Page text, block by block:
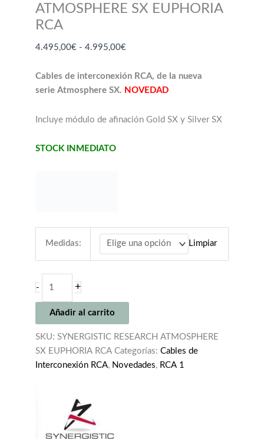
ATMOSPHERE SX EUPHORIA
RCA
4.495,00€ - 4.995,00€Rango
precios:
desde
hasta
Cables de interconexión RCA, de la nueva
serie Atmosphere SX. NOVEDAD
Incluye módulo de afinación Gold SX y Silver SX
STOCK INMEDIATO
Medidas: Limpiar
-
SYNERGISTIC
RESEARCH
ATMOSPHERE
SX
EUPHORIA
RCA
cantidad
+
Añadir al carrito
SKU: SYNERGISTIC RESEARCH ATMOSPHERE
SX EUPHORIA RCA Categorías: Cables de
Interconexión RCA, Novedades, RCA 1